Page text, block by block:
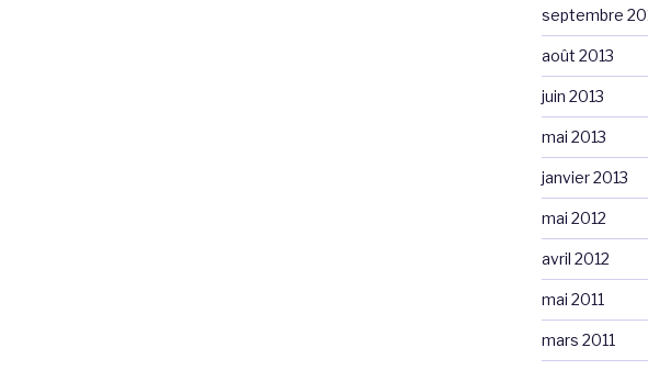
septembre
août 2013
juin 2013
mai 2013
janvier 2013
mai 2012
avril 2012
mai 2011
mars 2011